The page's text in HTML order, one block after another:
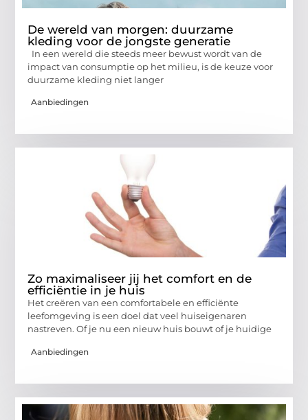
De wereld van morgen: duurzame
kleding voor de jongste generatie
In een wereld die steeds meer bewust wordt van de
impact van consumptie op het milieu, is de keuze voor
duurzame kleding niet langer
Aanbiedingen
Zo maximaliseer jij het comfort en de
efficiëntie in je huis
Het creëren van een comfortabele en efficiënte
leefomgeving is een doel dat veel huiseigenaren
nastreven. Of je nu een nieuw huis bouwt of je huidige
Aanbiedingen